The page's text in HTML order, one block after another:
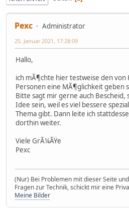
Pexc Administrator
25. Januar 2021, 17:28:09
Hallo,
ich mÃ¶chte hier testweise den
Personen eine MÃ¶glichkeit geben
Bitte sagt mir gerne auch Bescheid,
Idee sein, weil es viel bessere
Thema gibt. Dann leite ich
dorthin weiter.
Viele GrÃ¼ÃŸe
Pexc
(Nur) Bei Problemen mit dieser Seite
Fragen zur Technik, schickt mir eine
Meine Bilder